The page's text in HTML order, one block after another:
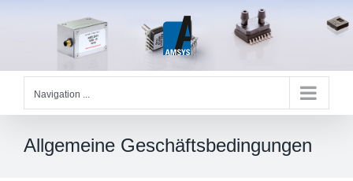
Navigation ...
Allgemeine Geschäftsbedingungen